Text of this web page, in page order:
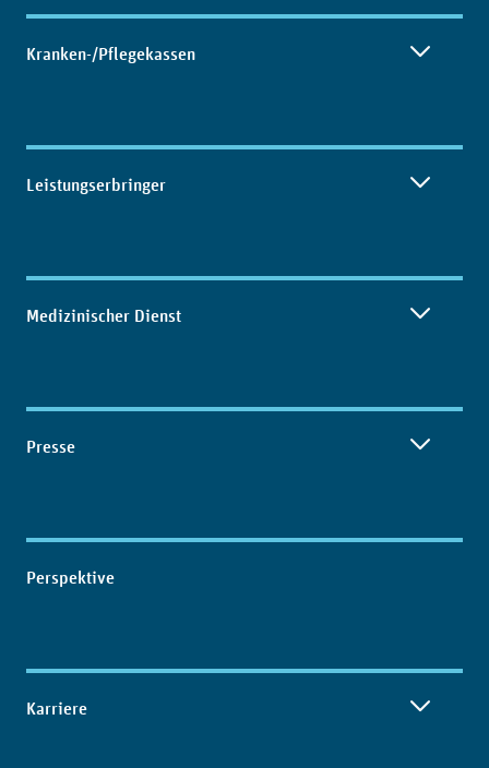
Kranken-/Pflegekassen
Leistungserbringer
Medizinischer Dienst
Presse
Perspektive
Karriere